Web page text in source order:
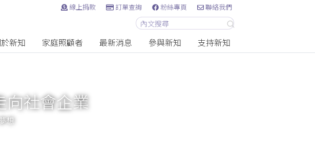
線上捐款 訂單查詢 粉絲專頁 聯絡我們
新知 家庭照顧者 最新消息 參與新知 支持新知
向社會企業
想